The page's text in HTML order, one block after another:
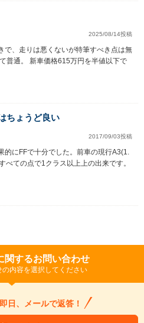
2025/08/14投稿
で、走りは悪くないが特筆すべき点は無
普通。 新車価格615万円を半値以下で
ちょうど良い
2017/09/03投稿
的にFFで十分でした。前車の現行A3(1.
ての点で1クラス以上上の出来です。
関するお問い合わせ
の内容を選択してください
日、メールで返答！